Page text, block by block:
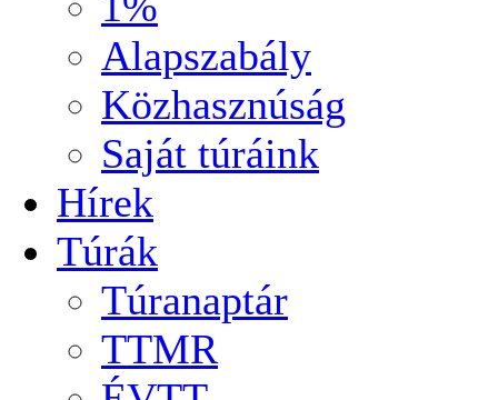
Alapszabály
Közhasznúság
Saját túráink
Hírek
Túrák
Túranaptár
TTMR